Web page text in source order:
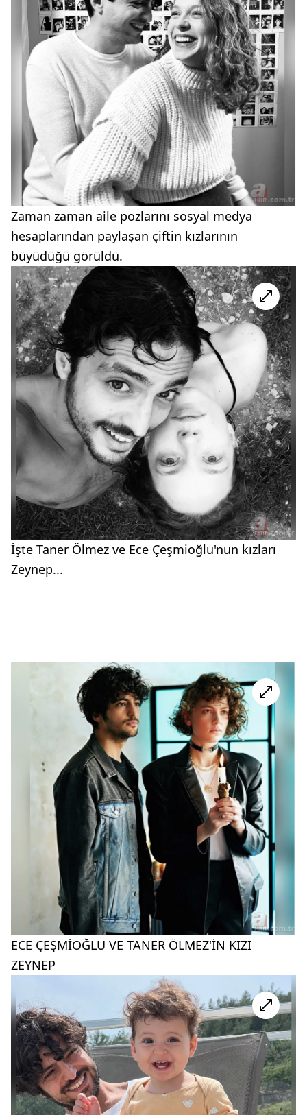
Zaman zaman aile pozlarını sosyal medya
hesaplarından paylaşan çiftin kızlarının
büyüdüğü görüldü.
İşte Taner Ölmez ve Ece Çeşmioğlu'nun kızları
Zeynep...
ECE ÇEŞMİOĞLU VE TANER ÖLMEZ'İN KIZI
ZEYNEP